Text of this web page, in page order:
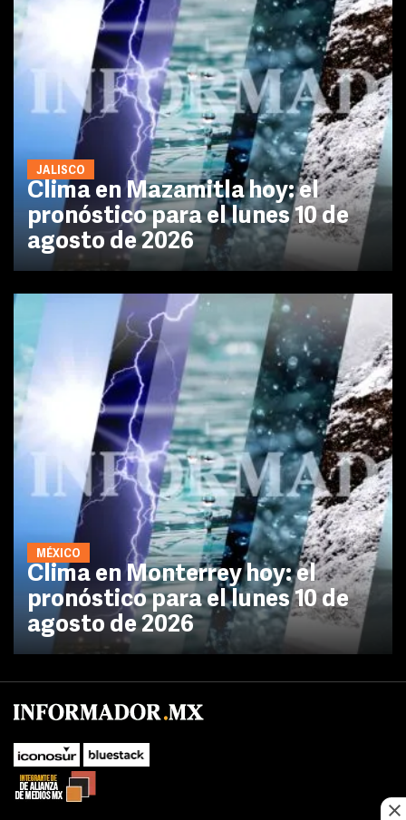
JALISCO
Clima en Mazamitla hoy: el
pronóstico para el lunes 10 de
agosto de 2026
MÉXICO
Clima en Monterrey hoy: el
pronóstico para el lunes 10 de
agosto de 2026